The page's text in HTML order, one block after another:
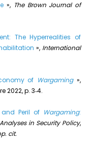
», The Brown Journal of
The Hyperrealities of
», International
of Wargaming»,
2022, p. 3‑4.
and Peril of Wargaming:
in Security Policy,
cit.